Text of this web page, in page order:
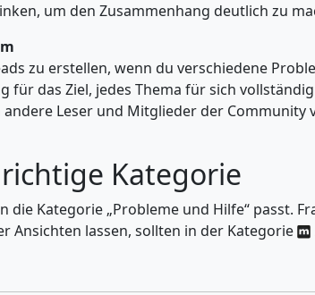
um den Zusammenhang deutlich zu
zu erstellen, wenn du verschiedene
für das Ziel, jedes Thema für sich
Leser und Mitglieder der
Kategorie
die Kategorie „Probleme und Hilfe“ passt.
Ansichten lassen, sollten in der Kategorie